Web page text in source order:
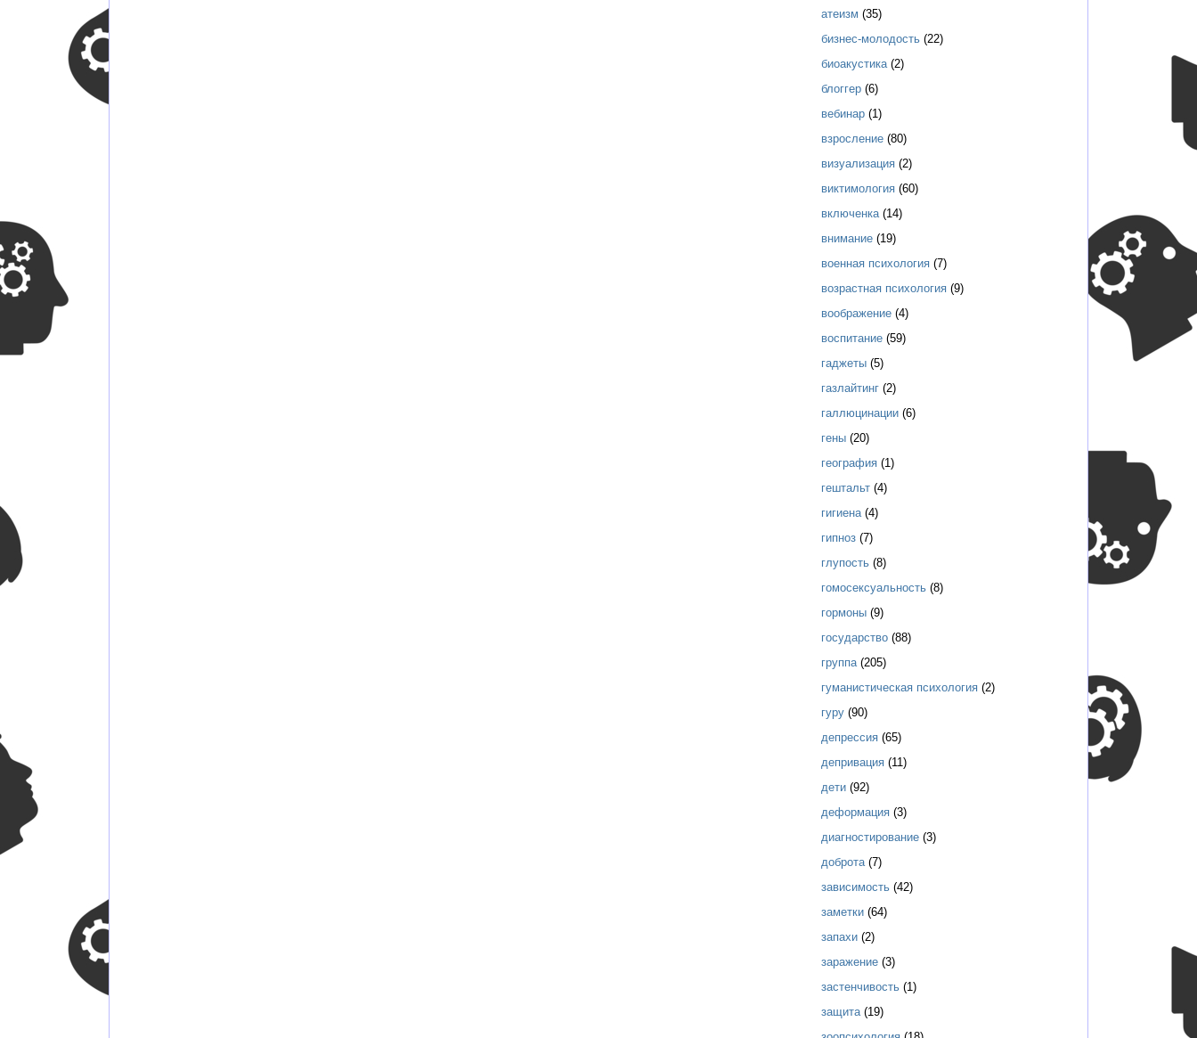
атеизм (35)
бизнес-молодость (22)
биоакустика (2)
блоггер (6)
вебинар (1)
взросление (80)
визуализация (2)
виктимология (60)
включенка (14)
внимание (19)
военная психология (7)
возрастная психология (9)
воображение (4)
воспитание (59)
гаджеты (5)
газлайтинг (2)
галлюцинации (6)
гены (20)
география (1)
гештальт (4)
гигиена (4)
гипноз (7)
глупость (8)
гомосексуальность (8)
гормоны (9)
государство (88)
группа (205)
гуманистическая психология (2)
гуру (90)
депрессия (65)
депривация (11)
дети (92)
деформация (3)
диагностирование (3)
доброта (7)
зависимость (42)
заметки (64)
запахи (2)
заражение (3)
застенчивость (1)
защита (19)